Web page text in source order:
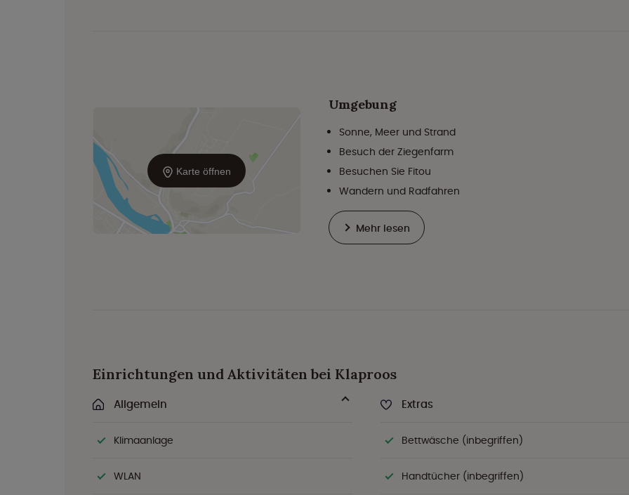
Karte öffnen
Umgebung
Sonne, Meer und Strand
Besuch der Ziegenfarm
Besuchen Sie Fitou
Wandern und Radfahren
Mehr lesen
Einrichtungen und Aktivitäten bei Klaproos
Allgemein
Klimaanlage
WLAN
Extras
Bettwäsche (inbegriffen)
Handtücher (inbegriffen)